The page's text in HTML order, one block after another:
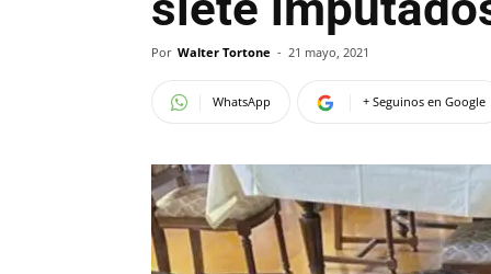
Por Walter Tortone - 21 mayo, 2021
WhatsApp + Seguinos en Google